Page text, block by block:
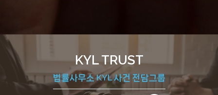
KYL TRUST
법률사무소 KYL 사건 전담그룹